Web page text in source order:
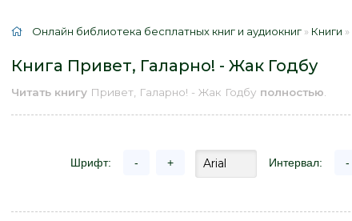
Онлайн библиотека бесплатных книг и аудиокниг » Книги »
Книга Привет, Галарно! - Жак Годбу
Читать книгу Привет, Галарно! - Жак Годбу полностью
Шрифт: - + Интервал: -